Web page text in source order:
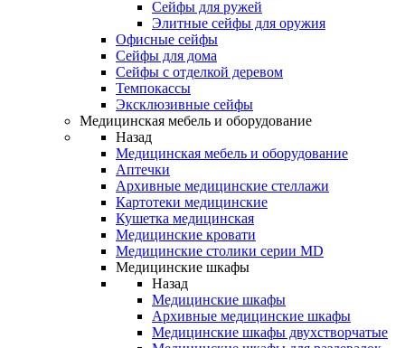
Сейфы для ружей
Элитные сейфы для оружия
Офисные сейфы
Сейфы для дома
Сейфы с отделкой деревом
Темпокассы
Эксклюзивные сейфы
Медицинская мебель и оборудование
Назад
Медицинская мебель и оборудование
Аптечки
Архивные медицинские стеллажи
Картотеки медицинские
Кушетка медицинская
Медицинские кровати
Медицинские столики серии MD
Медицинские шкафы
Назад
Медицинские шкафы
Архивные медицинские шкафы
Медицинские шкафы двухстворчатые